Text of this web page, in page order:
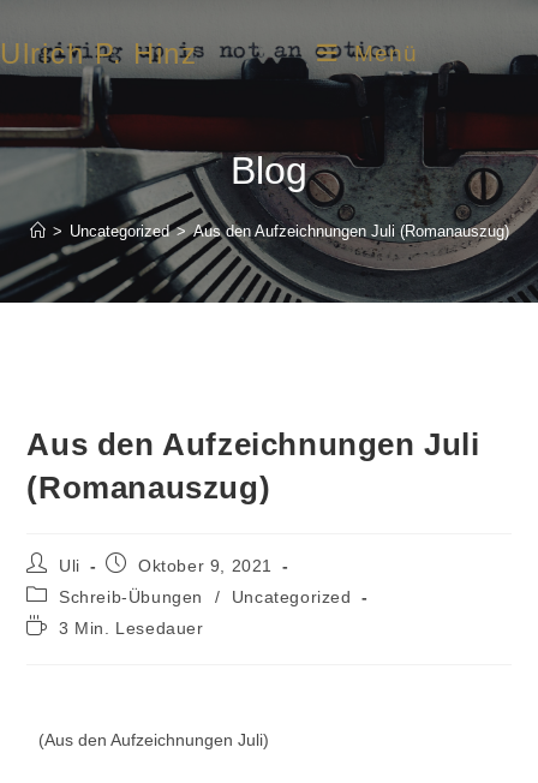
Ulrich P. Hinz Menü
Blog
> Uncategorized > Aus den Aufzeichnungen Juli (Romanauszug)
Aus den Aufzeichnungen Juli
(Romanauszug)
Uli
Oktober 9, 2021
Schreib-Übungen
/
Uncategorized
3 Min. Lesedauer
(Aus den Aufzeichnungen Juli)